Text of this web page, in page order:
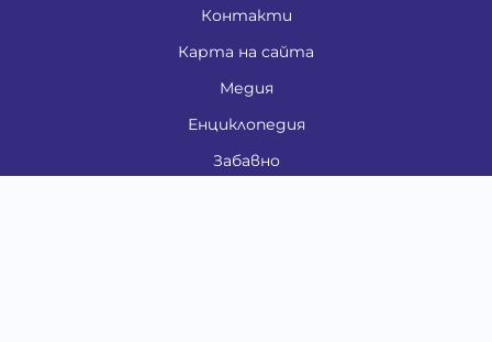
Контакти
Карта на сайта
Медия
Енциклопедия
Забавно